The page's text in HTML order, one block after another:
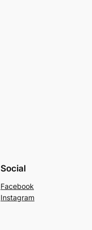
Social
Facebook
Instagram